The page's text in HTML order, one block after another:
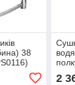
38
2